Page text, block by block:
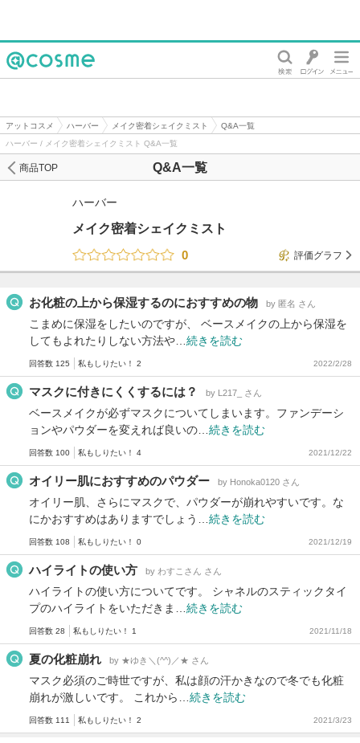
アットコスメ ハーバー メイク密着シェイクミスト
Q&A一覧
ハーバー / メイク密着シェイクミスト Q&A一覧
Q&A一覧
商品TOP
ハーバー
メイク密着シェイクミスト
0
評価グラフ
お化粧の上から保湿するのにおすすめの物 by 匿名 さん
こまめに保湿をしたいのですが、 ベースメイクの上から保湿を
してもよれたりしない方法や… 続きを読む
回答数 125 私もしりたい！ 2 2022/2/28
マスクに付きにくくするには？ by L217_ さん
ベースメイクが必ずマスクについてしまいます。ファンデーシ
ョンやパウダーを変えれば良いの… 続きを読む
回答数 100 私もしりたい！ 4 2021/12/22
オイリー肌におすすめのパウダー by Honoka0120 さん
オイリー肌、さらにマスクで、パウダーが崩れやすいです。な
にかおすすめはありますでしょう… 続きを読む
回答数 108 私もしりたい！ 0 2021/12/19
ハイライトの使い方 by わすこさん さん
ハイライトの使い方についてです。 シャネルのスティックタイ
プのハイライトをいただきま… 続きを読む
回答数 28 私もしりたい！ 1 2021/11/18
夏の化粧崩れ by ★ゆき＼(^^)／★ さん
マスク必須のご時世ですが、私は顔の汗かきなので冬でも化粧
崩れが激しいです。 これから… 続きを読む
回答数 111 私もしりたい！ 2 2021/3/23